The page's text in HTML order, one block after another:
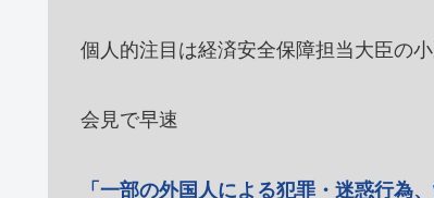
個人的注目は経済安全保障担当大臣の小
会見で早速
「一部の外国人による犯罪・迷惑行為